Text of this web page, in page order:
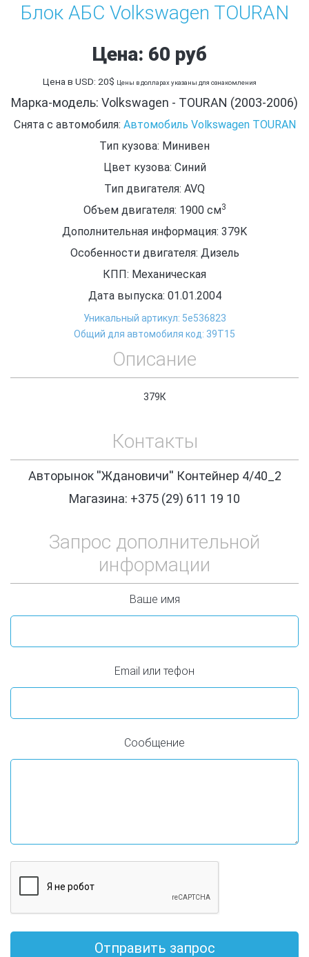
Блок АБС Volkswagen TOURAN
Цена: 60 руб
Цена в USD: 20$ Цены в долларах указаны для ознакомления
Марка-модель: Volkswagen - TOURAN (2003-2006)
Снята с автомобиля: Автомобиль Volkswagen TOURAN
Тип кузова: Минивен
Цвет кузова: Синий
Тип двигателя: AVQ
Объем двигателя: 1900 см3
Дополнительная информация: 379K
Особенности двигателя: Дизель
КПП: Механическая
Дата выпуска: 01.01.2004
Уникальный артикул: 5e536823
Общий для автомобиля код: 39Т15
Описание
379К
Контакты
Авторынок ''Ждановичи'' Контейнер 4/40_2
Магазина: +375 (29) 611 19 10
Запрос дополнительной
информации
Ваше имя
Email или тефон
Сообщение
Отправить запрос